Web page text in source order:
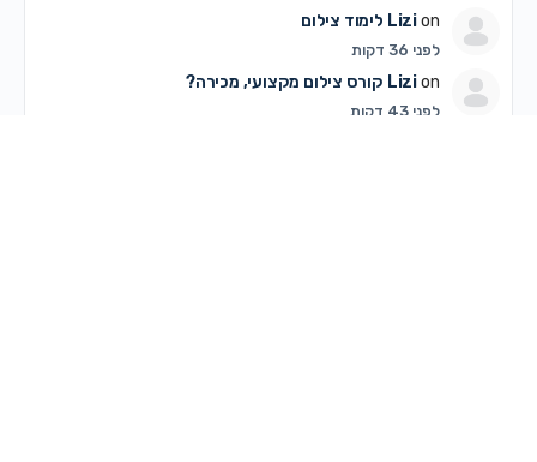
Lizion לימוד צילום
לפני 36 דקות
Lizion קורס צילום מקצועי, מכירה?
לפני 43 דקות